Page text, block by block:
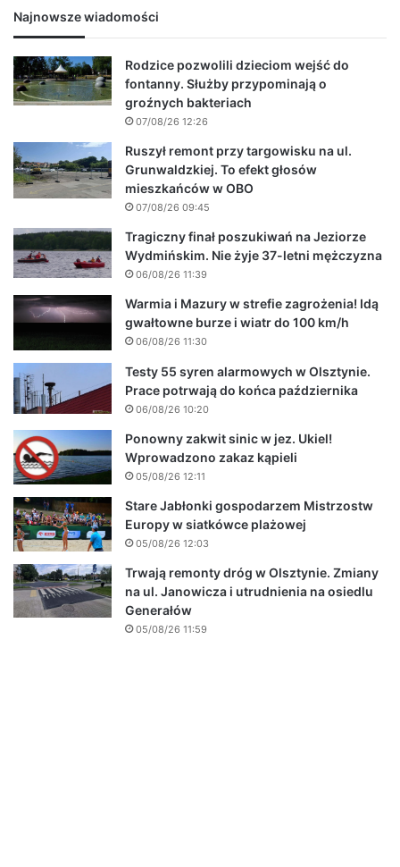
Najnowsze wiadomości
Rodzice pozwolili dzieciom wejść do
fontanny. Służby przypominają o
groźnych bakteriach
07/08/26 12:26
Ruszył remont przy targowisku na ul.
Grunwaldzkiej. To efekt głosów
mieszkańców w OBO
07/08/26 09:45
Tragiczny finał poszukiwań na Jeziorze
Wydmińskim. Nie żyje 37-letni mężczyzna
06/08/26 11:39
Warmia i Mazury w strefie zagrożenia! Idą
gwałtowne burze i wiatr do 100 km/h
06/08/26 11:30
Testy 55 syren alarmowych w Olsztynie.
Prace potrwają do końca października
06/08/26 10:20
Ponowny zakwit sinic w jez. Ukiel!
Wprowadzono zakaz kąpieli
05/08/26 12:11
Stare Jabłonki gospodarzem Mistrzostw
Europy w siatkówce plażowej
05/08/26 12:03
Trwają remonty dróg w Olsztynie. Zmiany
na ul. Janowicza i utrudnienia na osiedlu
Generałów
05/08/26 11:59